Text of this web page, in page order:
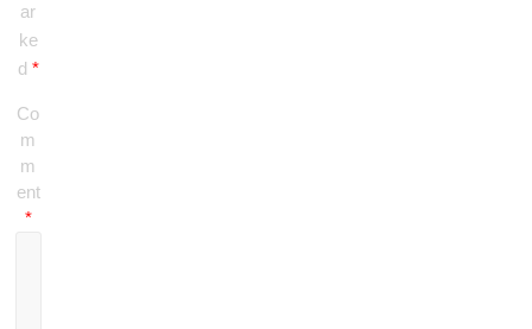
ar
ke
d *
Co
m
m
ent
*